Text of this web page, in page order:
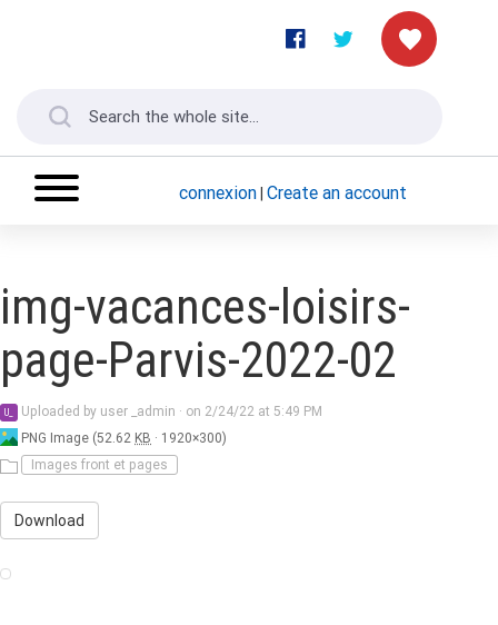
connexion| Create an account
img-vacances-loisirs-
page-Parvis-2022-02
U_
user
_admin
Uploaded by user _admin · on 2/24/22 at 5:49 PM
PNG Image (52.62 KB · 1920×300)
Images front et pages
Download